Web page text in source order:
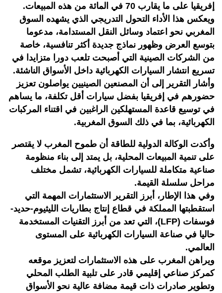
إفريقيا على ما يقارب 70 في المائة من هذه المبيعات.
ويعكس هذا الأداء التحول التدريجي الذي يشهده السوق
المغربي نحو اعتماد وسائل النقل المستدامة، مدعوما
بتوسع العرض وظهور نماذج جديدة أكثر تنافسية، خاصة
من الشركات الصينية التي أصبحت تلعب دورا متزايدا في
تسريع انتشار السيارات الكهربائية داخل الأسواق الناشئة.
وأشار التقرير إلى أن المصنعين الصينيين يواصلون تعزيز
حضورهم في إفريقيا بفضل سيارات أقل تكلفة، ما يساهم
في توسيع قاعدة المستهلكين الراغبين في اقتناء المركبات
الكهربائية، بما في ذلك السوق المغربية.
وأكدت الوكالة الدولية للطاقة أن طموح المغرب لا يقتصر
على تنمية المبيعات المحلية، بل يمتد إلى بناء منظومة
صناعية متكاملة للسيارات الكهربائية، تشمل مختلف
مراحل سلسلة القيمة.
وفي هذا الإطار، أبرز التقرير الاستثمارات المهمة التي
استقطبتها المملكة في قطاع إنتاج بطاريات الليثيوم-حديد-
فوسفات (LFP)، التي تعد من أبرز التقنيات المستخدمة
حاليا في صناعة السيارات الكهربائية على المستوى
العالمي.
ويراهن المغرب على هذه الاستثمارات لتعزيز موقعه
كمركز صناعي إقليمي قادر على تلبية الطلب المحلي
وتطوير صادرات ذات قيمة مضافة عالية نحو الأسواق